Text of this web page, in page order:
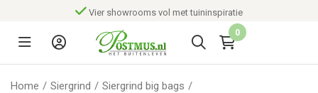
Vier showrooms vol met tuininspiratie
0
Home / Siergrind / Siergrind big bags /